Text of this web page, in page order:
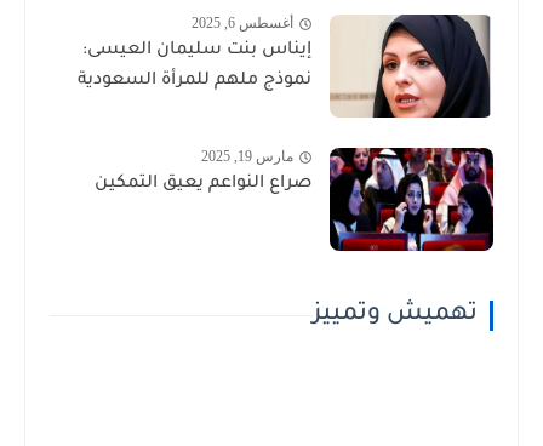
أغسطس 6, 2025
إيناس بنت سليمان العيسى:
نموذج ملهم للمرأة السعودية
مارس 19, 2025
صراع النواعم يعيق التمكين
تهميش وتمييز